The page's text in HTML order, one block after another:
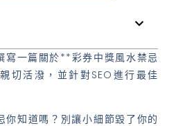
寫一篇關於**彩券中獎風水禁忌
切活潑，並針對SEO進行最佳
你知道嗎？別讓小細節毀了你的